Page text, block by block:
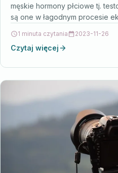
męskie hormony płciowe tj.
są one w łagodnym procesie
1 minuta czytania 2023-11-26
Czytaj więcej